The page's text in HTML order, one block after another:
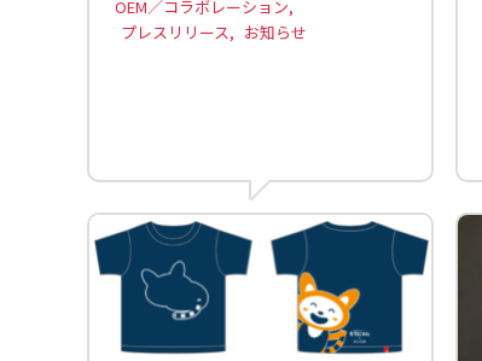
OEM／コラボレーション
プレスリリース
お知らせ